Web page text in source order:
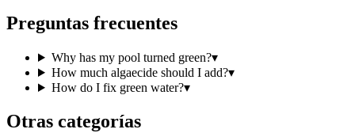
Preguntas frecuentes
Why has my pool turned green?▾
How much algaecide should I add?▾
How do I fix green water?▾
Otras categorías